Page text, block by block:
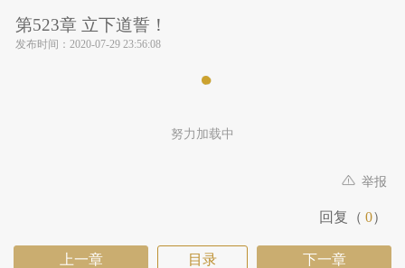
第523章 立下道誓！
发布时间： 2020-07-29 23:56:08
努力加载中
举报
回复（ 0）
上一章 目录 下一章